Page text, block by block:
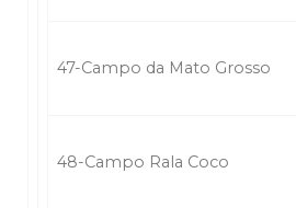
47-Campo da Mato Grosso
48-Campo Rala Coco